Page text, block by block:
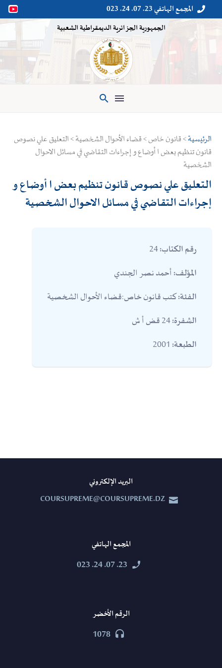

 المجمع الهاتفي 23. 07. 24. 023
الجمهورية الجزائرية الديمقراطية الشعبية

الرئيسية> قانون خاص > قضاء الأحوال الشخصية > التعليق علي نصوص
قانون تنظيم بعض ا أوضاع و إجراءات التقاضي في مسائل الاحوال
الشخصية
التعليق علي نصوص قانون تنظيم بعض ا أوضاع و
إجراءات التقاضي في مسائل الاحوال الشخصية
رقم الكتاب:
المؤلف:أحمد نصر الجندي
الفئة:كتب قانون خاص:قضاء الأحوال الشخصية
الشفرة:
الطبعة:
البريد الإلكتروني


COURSUPREME@COURSUPREME.DZ
المجمع الهاتفي


23. 07. 24. 023
الرقم الأخضر


1078